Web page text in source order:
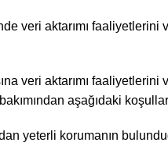
veri aktarımı
veri aktarımı
aşağıdaki
yeterli korumanın